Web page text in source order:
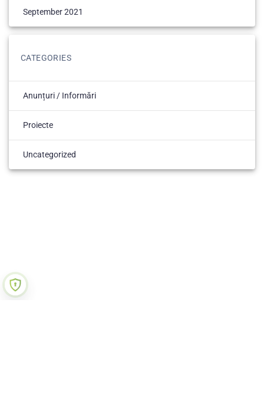
September 2021
CATEGORIES
Anunțuri / Informări
Proiecte
Uncategorized